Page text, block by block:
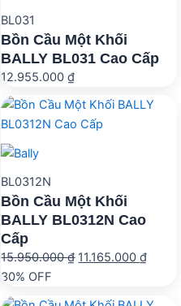
BL031
Bồn Cầu Một Khối
BALLY BL031 Cao Cấp
12.955.000₫
BL0312N
Bồn Cầu Một Khối
BALLY BL0312N Cao
Cấp
15.950.000₫ Giá
11.165.000₫Giá
30% OFF